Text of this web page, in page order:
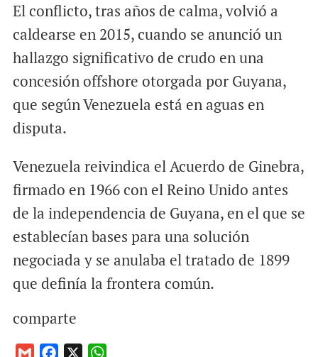
El conflicto, tras años de calma, volvió a
caldearse en 2015, cuando se anunció un
hallazgo significativo de crudo en una
concesión offshore otorgada por Guyana,
que según Venezuela está en aguas en
disputa.
Venezuela reivindica el Acuerdo de Ginebra,
firmado en 1966 con el Reino Unido antes
de la independencia de Guyana, en el que se
establecían bases para una solución
negociada y se anulaba el tratado de 1899
que definía la frontera común.
comparte